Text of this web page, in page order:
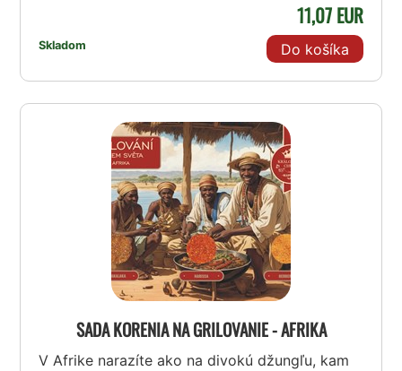
Skladom
11,07 EUR
Do košíka
SADA KORENIA NA GRILOVANIE - AFRIKA
V Afrike narazíte ako na divokú džungľu, kam